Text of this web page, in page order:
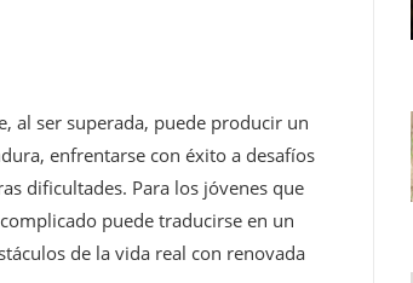
al ser superada, puede producir un
enfrentarse con éxito a desafíos
dificultades. Para los jóvenes que
puede traducirse en un
de la vida real con renovada